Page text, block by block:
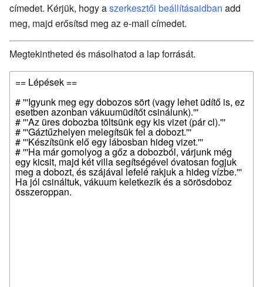
címedet. Kérjük, hogy aszerkesztői beállításaidban add
meg, majd erősítsd meg az e-mail címedet.
Megtekintheted és másolhatod a lap forrását.